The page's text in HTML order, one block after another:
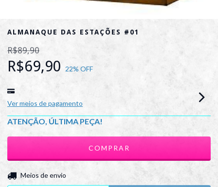
ALMANAQUE DAS ESTAÇÕES #01
R$89,90
R$69,90 22% OFF
Ver meios de pagamento
ATENÇÃO, ÚLTIMA PEÇA!
Entregas para o CEP:
Meios de envio